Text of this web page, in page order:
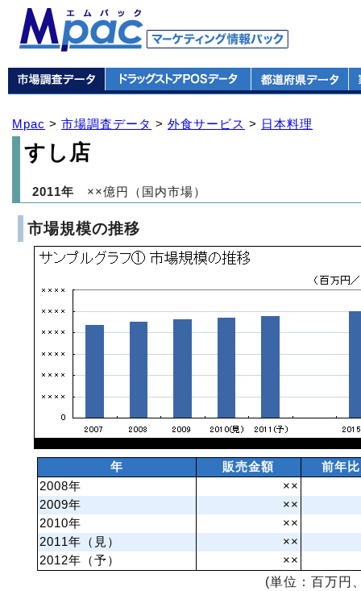
Mpac > 市場調査データ > 外食サービス > 日本料理
すし店
2011年 ××億円（国内市場）
市場規模の推移
年 販売金額
前年比
2008年
××
2009年
××
2010年
××
2011年（見）
××
2012年（予）
××
(単位：百万円